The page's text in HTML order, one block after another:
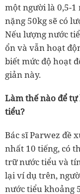
một người là 0,5-1
nặng 50kg sẽ có
Nếu lượng nước
ổn và vẫn hoạt
biết mức độ hoạt
giản này.
Làm thế nào để
tiểu?
Bác sĩ Parwez đề
nhất 10 tiếng, có
trữ nước tiểu và
lại ví dụ trên,
nước tiểu khoảng